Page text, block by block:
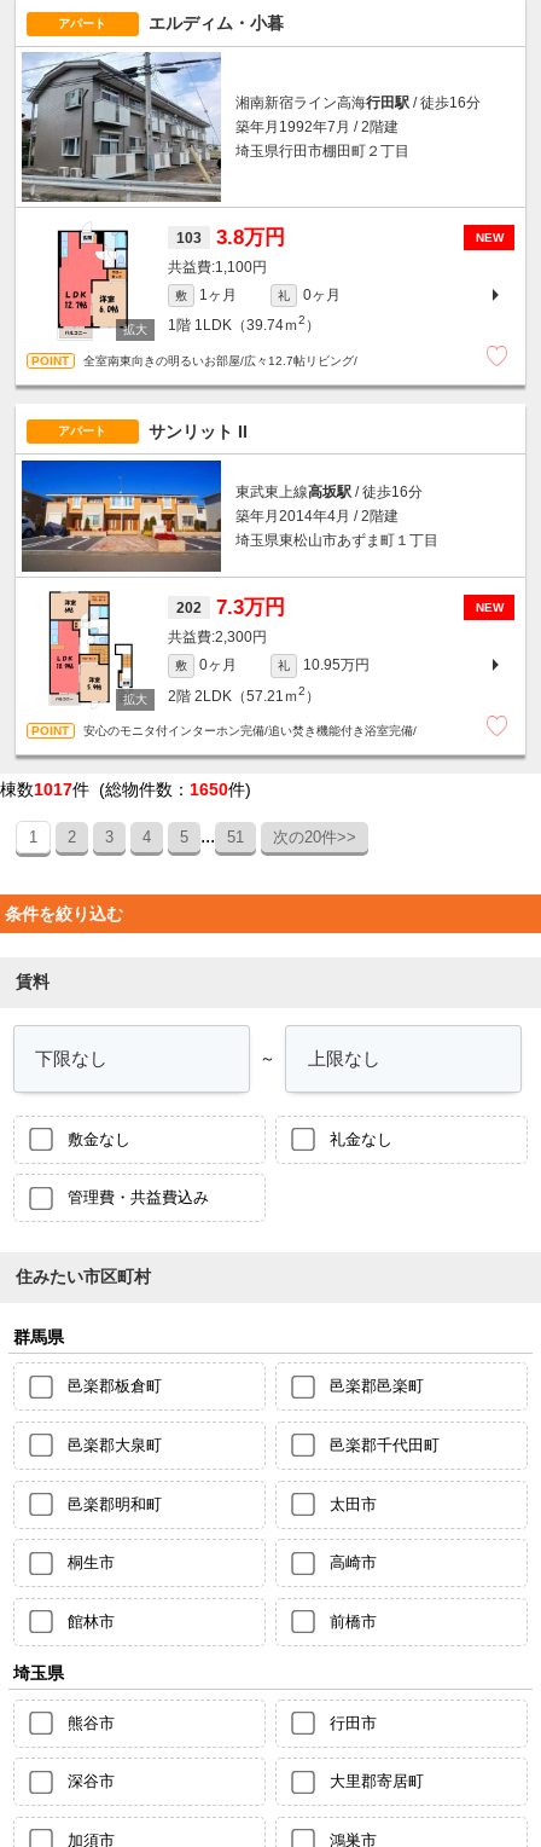
アパート エルディム・小暮
湘南新宿ライン高海行田駅 / 徒歩16分
築年月1992年7月 / 2階建
埼玉県行田市棚田町２丁目
NEW
103 3.8万円
1,100円
敷 1ヶ月 礼
0ヶ月
1階 1LDK（39.74ｍ2 ）
全室南東向きの明るいお部屋/広々12.7帖リビング/
アパート サンリット II
東武東上線高坂駅 / 徒歩16分
築年月2014年4月 / 2階建
埼玉県東松山市あずま町１丁目
NEW
202 7.3万円
2,300円
敷 0ヶ月 礼
10.95万円
2階 2LDK（57.21ｍ2 ）
安心のモニタ付インターホン完備/追い焚き機能付き浴室完備/
棟数1017件 (総物件数： 1650件)
1 2 3 4 5 ... 51 次の20件>>
条件を絞り込む
賃料
～
敷金なし 礼金なし
管理費・共益費込み
住みたい市区町村
群馬県
邑楽郡板倉町 邑楽郡邑楽町
邑楽郡大泉町 邑楽郡千代田町
邑楽郡明和町 太田市
桐生市 高崎市
館林市 前橋市
埼玉県
熊谷市 行田市
深谷市 大里郡寄居町
加須市 鴻巣市